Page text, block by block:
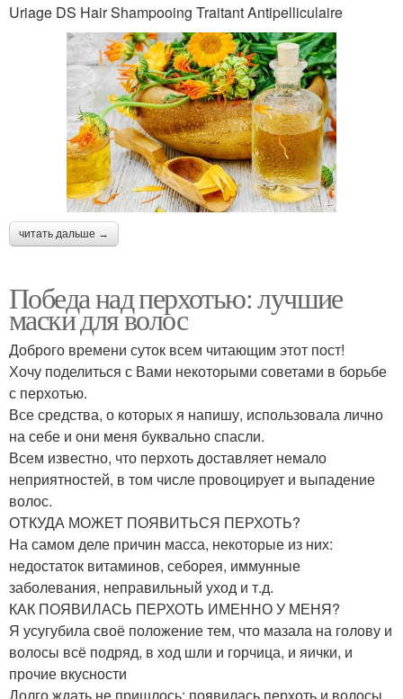
Uriage DS Hair Shampooing Traitant Antipelliculaire
читать дальше →
Победа над перхотью: лучшие
маски для волос
Доброго времени суток всем читающим этот пост!
Хочу поделиться с Вами некоторыми советами в борьбе
с перхотью.
Все средства, о которых я напишу, использовала лично
на себе и они меня буквально спасли.
Всем известно, что перхоть доставляет немало
неприятностей, в том числе провоцирует и выпадение
волос.
ОТКУДА МОЖЕТ ПОЯВИТЬСЯ ПЕРХОТЬ?
На самом деле причин масса, некоторые из них:
недостаток витаминов, себорея, иммунные
заболевания, неправильный уход и т.д.
КАК ПОЯВИЛАСЬ ПЕРХОТЬ ИМЕННО У МЕНЯ?
Я усугубила своё положение тем, что мазала на голову и
волосы всё подряд, в ход шли и горчица, и яички, и
прочие вкусности
Долго ждать не пришлось: появилась перхоть и волосы